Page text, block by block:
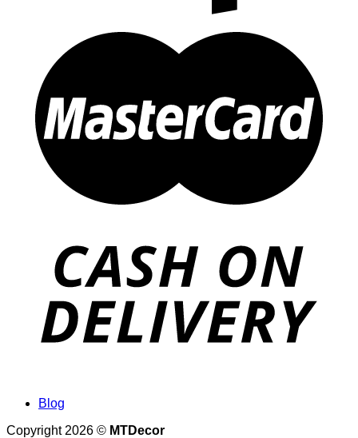
Blog
Copyright 2026 © MTDecor